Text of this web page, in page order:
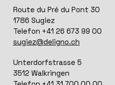
Route du Pré du Pont 30
1786 Sugiez
Telefon +41 26 673 99 00
sugiez@deligno.ch
Unterdorfstrasse 5
3512 Walkringen